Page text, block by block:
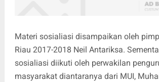
Materi sosialiasi disampaikan oleh
Riau 2017-2018 Neil Antariksa.
sosialiasi diikuti oleh perwakilan
masyarakat diantaranya dari MUI,